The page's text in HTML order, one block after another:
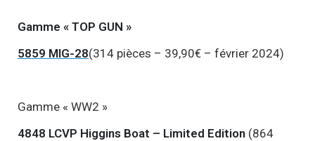
Gamme « TOP GUN »
5859 MIG-28(314 pièces – 39,90€ – février 2024)
Gamme « WW2 »
4848 LCVP Higgins Boat – Limited Edition (864